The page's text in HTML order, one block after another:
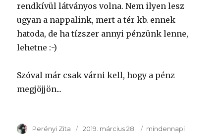
rendkívül látványos volna. Nem ilyen lesz
ugyan a nappalink, mert a tér kb. ennek
hatoda, de ha tízszer annyi pénzünk lenne,
lehetne :-)
Szóval már csak várni kell, hogy a pénz
megjöjjön...
Szerző
Perényi Zita Publikálva
2019. március 28. Témakör
mindennapi